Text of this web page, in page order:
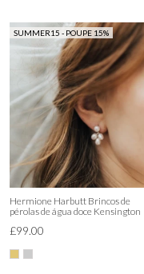
SUMMER15 - POUPE 15%
Hermione Harbutt Brincos de
pérolas de água doce Kensington
£99.00